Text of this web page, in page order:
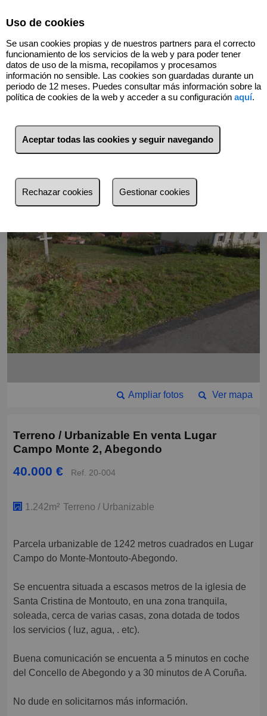
Volver
Ver mapa
Ampliar fotos
Terreno / Urbanizable En venta Lugar
Campo Monte 2, Abegondo
40.000 € Ref. 20-004
1.242m² Terreno / Urbanizable
Parcela urbanizable de 1242 metros cuadrados en Lugar
Campo do Monte-Montouto-Abegondo.
Se encuentra situada a escasos metros de la iglesia de
Santa Cristina de Montouto, en una zona tranquila,
soleada, cerca de varias casas, zona dotada de todos
los servicios ( luz, agua, . etc).
Buena comunicación se encuenta a 5 minutos en coche
del Concello de Abegondo y a 30 minutos de A Coruña.
No dude en solicitarnos más información.
Uso de cookies
Se usan cookies propias y de nuestros partners para el correcto
funcionamiento de los servicios de la web y para poder tener
datos de uso de la misma, recopilamos y procesamos
información no sensible. Las cookies son guardadas durante un
periodo de 12 meses. Puedes consultar más información sobre la
política de cookies de la web y acceder a su configuración aquí.
Aceptar todas las cookies y seguir navegando
Rechazar cookies Gestionar cookies